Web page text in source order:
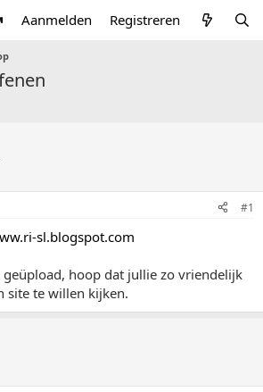
Aanmelden Registreren
#1
sl.blogspot.com
hoop dat jullie zo vriendelijk
site te willen kijken.